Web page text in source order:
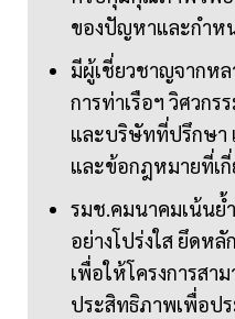
ของปัญหาและกำห
มีผู้เชี่ยวชาญจากหล
การท่าเรือฯ วิศวก
และบริษัทที่ปรึกษา
และข้อกฎหมายที่เกี่
รมช.คมนาคมเน้นย้
อย่างโปร่งใส ยึดห
เพื่อให้โครงการสา
ประสิทธิภาพเพื่อป